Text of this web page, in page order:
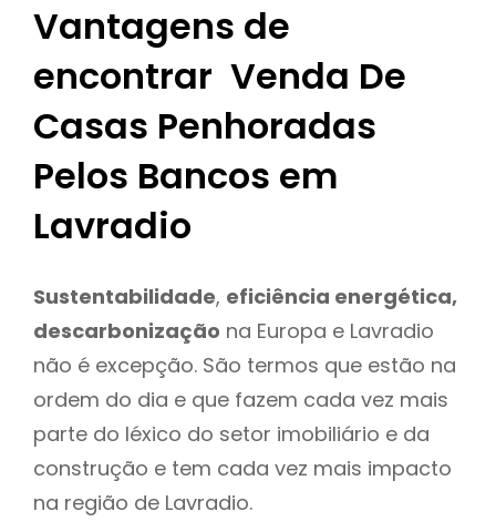
Vantagens de
encontrar Venda De
Casas Penhoradas
Pelos Bancos em
Lavradio
Sustentabilidade, eficiência energética,
descarbonização na Europa e Lavradio
não é excepção. São termos que estão na
ordem do dia e que fazem cada vez mais
parte do léxico do setor imobiliário e da
construção e tem cada vez mais impacto
na região de Lavradio.